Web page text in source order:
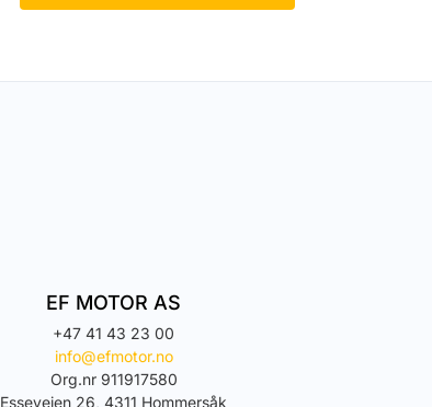
EF MOTOR AS
+47 41 43 23 00
info@efmotor.no
Org.nr 911917580
Esseveien 26, 4311 Hommersåk